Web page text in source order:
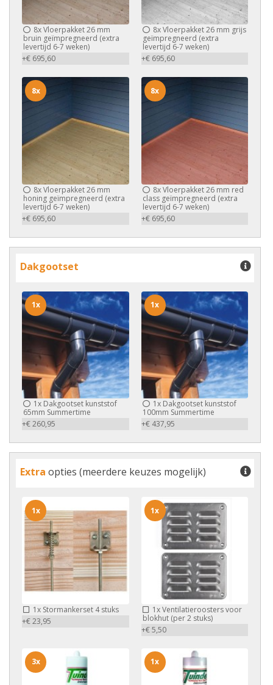
8xVloerpakket 26 mm
bruin geïmpregneerd (extra
levertijd 6-7 weken)
+€ 695,60
8xVloerpakket 26 mm grijs
geïmpregneerd (extra
levertijd 6-7 weken)
+€ 695,60
8xVloerpakket 26 mm
honing geïmpregneerd (extra
levertijd 6-7 weken)
+€ 695,60
8x
8xVloerpakket 26 mm red
class geïmpregneerd (extra
levertijd 6-7 weken)
+€ 695,60
8x
Dakgootset
1x Dakgootset kunststof
65mm Summertime
+€ 260,95
1x
1xDakgootset kunststof
100mm Summertime
+€ 437,95
1x
Extra opties (meerdere keuzes mogelijk)
1x Stormankerset 4 stuks
+€ 23,95
1x
1xVentilatieroosters voor
blokhut (per 2 stuks)
+€ 5,50
1x
3x 1x